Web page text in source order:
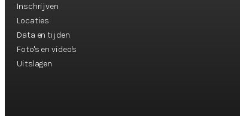
Inschrijven
Locaties
Data en tijden
Foto's en video's
Uitslagen